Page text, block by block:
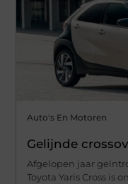
Auto's En Motoren
Gelijnde
Afgelopen jaar
Toyota Yaris Cross is